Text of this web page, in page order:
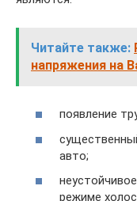
Читайте также:
напряжения на
появление
авто;
режиме